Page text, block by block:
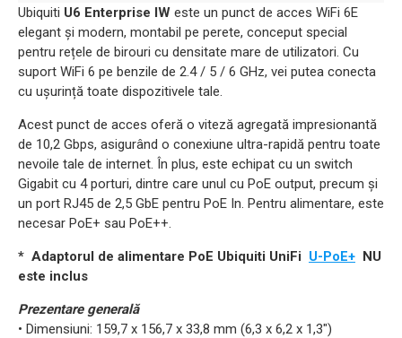
Ubiquiti U6 Enterprise IW este un punct de acces WiFi 6E
elegant și modern, montabil pe perete, conceput special
pentru rețele de birouri cu densitate mare de utilizatori. Cu
suport WiFi 6 pe benzile de 2.4 / 5 / 6 GHz, vei putea conecta
cu ușurință toate dispozitivele tale.
Acest punct de acces oferă o viteză agregată impresionantă
de 10,2 Gbps, asigurând o conexiune ultra-rapidă pentru toate
nevoile tale de internet. În plus, este echipat cu un switch
Gigabit cu 4 porturi, dintre care unul cu PoE output, precum și
un port RJ45 de 2,5 GbE pentru PoE In. Pentru alimentare, este
necesar PoE+ sau PoE++.
* Adaptorul de alimentare PoE Ubiquiti UniFi U-PoE+ NU
este inclus
Prezentare generală
• Dimensiuni: 159,7 x 156,7 x 33,8 mm (6,3 x 6,2 x 1,3")